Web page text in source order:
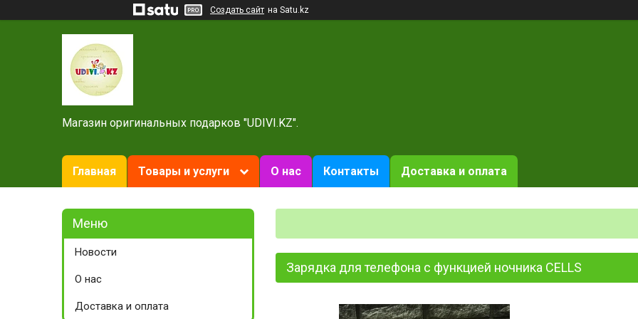
Создать сайт на Satu.kz
Магазин оригинальных подарков "UDIVI.KZ".
Главная Товары и услуги О нас Контакты Доставка и оплата
Зарядка для телефона с функцией ночника CELLS
Новости
О нас
Доставка и оплата